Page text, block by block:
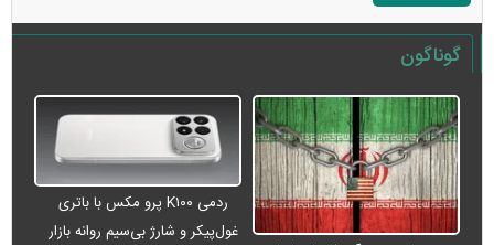
گوناگون
ردمی K۱۰۰ پرو مکس با باتری
غول‌پیکر و شارژ بی‌سیم روانه بازار